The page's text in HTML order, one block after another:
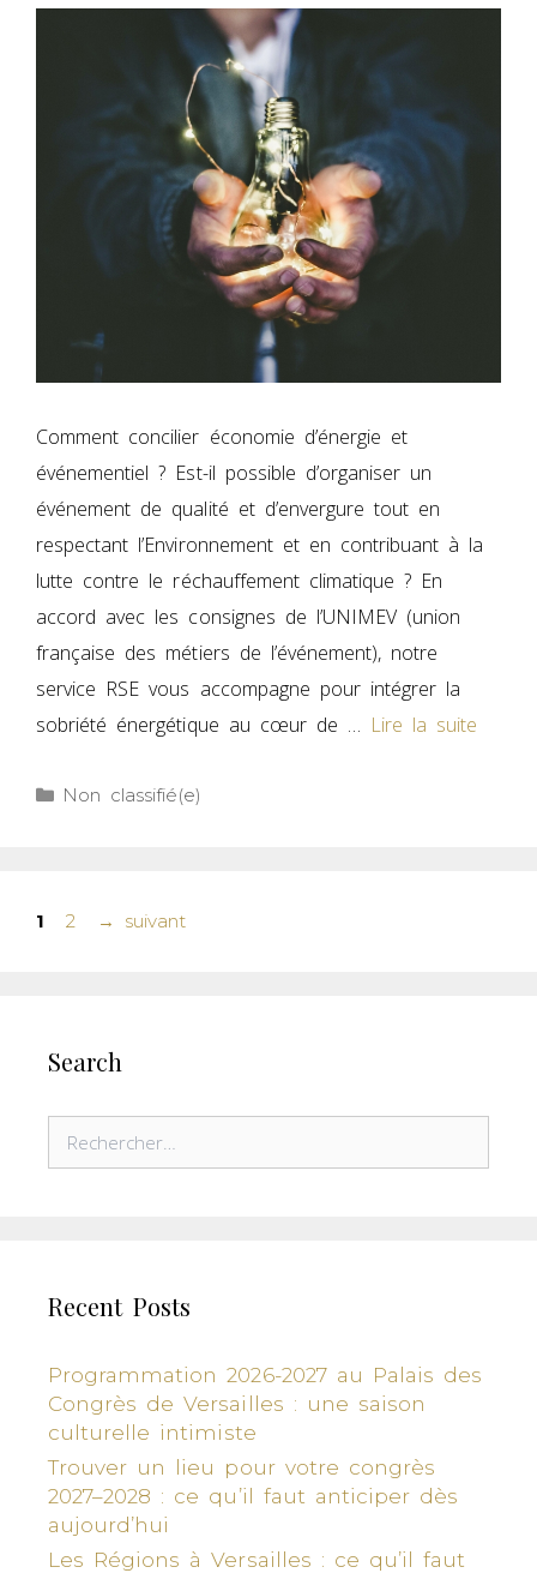
Comment concilier économie d’énergie et
événementiel ? Est-il possible d’organiser un
événement de qualité et d’envergure tout en
respectant l’Environnement et en contribuant à la
lutte contre le réchauffement climatique ? En
accord avec les consignes de l’UNIMEV (union
française des métiers de l’événement), notre
service RSE vous accompagne pour intégrer la
sobriété énergétique au cœur de … Lire la suite
Non classifié(e)
1 2 → suivant
Search
Recent Posts
Programmation 2026-2027 au Palais des
Congrès de Versailles : une saison
culturelle intimiste
Trouver un lieu pour votre congrès
2027–2028 : ce qu’il faut anticiper dès
aujourd’hui
Les Régions à Versailles : ce qu’il faut